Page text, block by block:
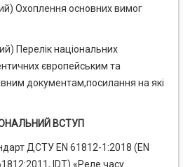
Охоплення основних вимог
Перелік національних
європейським та
документам,посилання на які
ВСТУП
ДСТУ EN 61812-1:2018 (EN
IDT) «Реле часу